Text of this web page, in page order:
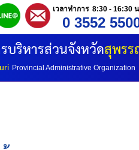
เวลาทำการ 8:30 - 16:30
0 3552
บริหารส่วนจังหวัดสุพร
Provincial Administrative Organization